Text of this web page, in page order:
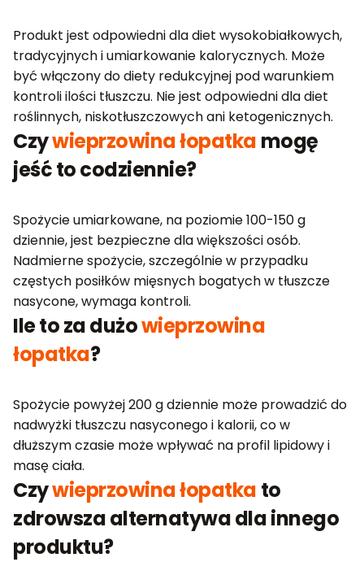
Produkt jest odpowiedni dla diet wysokobiałkowych,
tradycyjnych i umiarkowanie kalorycznych. Może
być włączony do diety redukcyjnej pod warunkiem
kontroli ilości tłuszczu. Nie jest odpowiedni dla diet
roślinnych, niskotłuszczowych ani ketogenicznych.
Czywieprzowina łopatka mogę
jeść to codziennie?
Spożycie umiarkowane, na poziomie 100-150 g
dziennie, jest bezpieczne dla większości osób.
Nadmierne spożycie, szczególnie w przypadku
częstych posiłków mięsnych bogatych w tłuszcze
nasycone, wymaga kontroli.
Ile to za dużowieprzowina
łopatka?
Spożycie powyżej 200 g dziennie może prowadzić do
nadwyżki tłuszczu nasyconego i kalorii, co w
dłuższym czasie może wpływać na profil lipidowy i
masę ciała.
Czywieprzowina łopatka to
zdrowsza alternatywa dla innego
produktu?